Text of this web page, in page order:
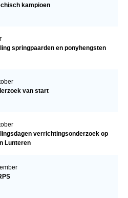
kampioen
springpaarden en ponyhengsten
van start
verrichtingsonderzoek op
Lunteren